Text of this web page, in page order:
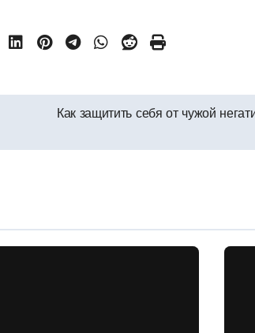
Как защитить себя от чужой